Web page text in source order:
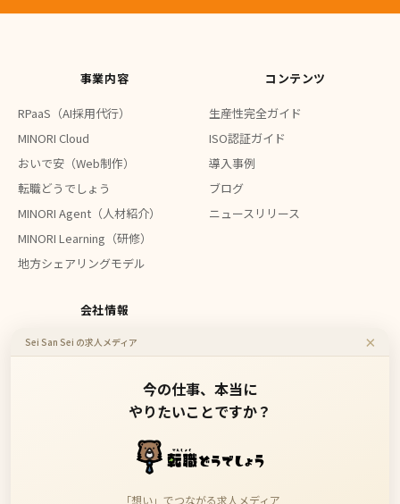
事業内容
RPaaS（AI採用代行）
MINORI Cloud
おいで安（Web制作）
転職どうでしょう
MINORI Agent（人材紹介）
MINORI Learning（研修）
地方シェアリングモデル
コンテンツ
生産性完全ガイド
ISO認証ガイド
導入事例
ブログ
ニュースリリース
会社情報
会社概要
地方企業のDXを、もっと身近に、もっと安価に。
Sei San Sei の求人メディア ×
今の仕事、本当に
やりたいことですか？
「想い」でつながる求人メディア